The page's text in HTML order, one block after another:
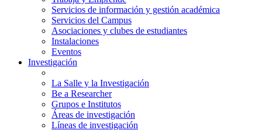
Servicios de información y gestión académica
Servicios del Campus
Asociaciones y clubes de estudiantes
Instalaciones
Eventos
Investigación
La Salle y la Investigación
Be a Researcher
Grupos e Institutos
Áreas de investigación
Líneas de investigación